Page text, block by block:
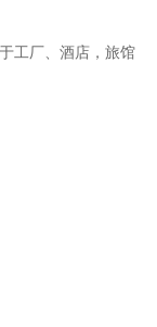
工厂、酒店，旅馆